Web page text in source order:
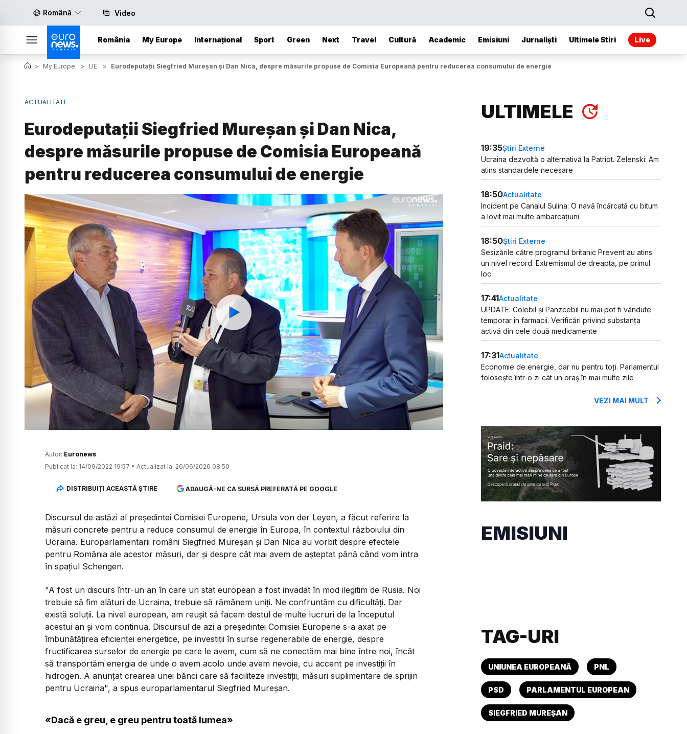
Română Video
România My Europe Internațional Sport Green Next Travel Cultură Academic Emisiuni Jurnaliști Ultimele Stiri Live
> My Europe > UE > Eurodeputații Siegfried Mureșan și Dan Nica, despre măsurile propuse de Comisia Europeană pentru reducerea consumului de energie
ACTUALITATE
Eurodeputații Siegfried Mureșan și Dan Nica,
despre măsurile propuse de Comisia Europeană
pentru reducerea consumului de energie
Watch
Autor: Euronews
Publicat la: 14/09/2022 19:57 • Actualizat la: 26/06/2026 08:50
DISTRIBUIȚI ACEASTĂ ȘTIRE ADAUGĂ-NE CA SURSĂ PREFERATĂ PE GOOGLE
Discursul de astăzi al președintei Comisiei Europene, Ursula von der Leyen, a făcut referire la
măsuri concrete pentru a reduce consumul de energie în Europa, în contextul războiului din
Ucraina. Europarlamentarii români Siegfried Mureșan și Dan Nica au vorbit despre efectele
pentru România ale acestor măsuri, dar și despre cât mai avem de așteptat până când vom intra
în spațiul Schengen.
"A fost un discurs într-un an în care un stat european a fost invadat în mod ilegitim de Rusia. Noi
trebuie să fim alături de Ucraina, trebuie să rămânem uniți. Ne confruntăm cu dificultăți. Dar
există soluții. La nivel european, am reușit să facem destul de multe lucruri de la începutul
acestui an și vom continua. Discursul de azi a președintei Comisiei Europene s-a axat pe
îmbunătățirea eficienței energetice, pe investiții în surse regenerabile de energie, despre
fructificarea surselor de energie pe care le avem, cum să ne conectăm mai bine între noi, încât
să transportăm energia de unde o avem acolo unde avem nevoie, cu accent pe investiții în
hidrogen. A anunțat crearea unei bănci care să faciliteze investiții, măsuri suplimentare de sprijin
pentru Ucraina", a spus europarlamentarul Siegfried Mureșan.
«Dacă e greu, e greu pentru toată lumea»
ULTIMELE
19:35Știri Externe
Ucraina dezvoltă o alternativă la Patriot. Zelenski: Am
atins standardele necesare
18:50Actualitate
Incident pe Canalul Sulina: O navă încărcată cu bitum
a lovit mai multe ambarcațiuni
18:50Știri Externe
Sesizările către programul britanic Prevent au atins
un nivel record. Extremismul de dreapta, pe primul
loc
17:41Actualitate
UPDATE: Colebil și Panzcebil nu mai pot fi vândute
temporar în farmacii. Verificări privind substanța
activă din cele două medicamente
17:31Actualitate
Economie de energie, dar nu pentru toți. Parlamentul
folosește într-o zi cât un oraș în mai multe zile
VEZI MAI MULT
EMISIUNI
TAG-URI
UNIUNEA EUROPEANĂ PNL
PSD PARLAMENTUL EUROPEAN
SIEGFRIED MUREȘAN